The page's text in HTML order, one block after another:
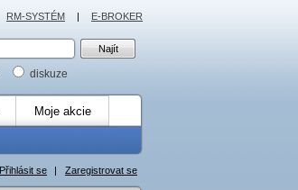
diskuze
Moje akcie
Přihlásit se | Zaregistrovat se
RM-SYSTÉM | E-BROKER